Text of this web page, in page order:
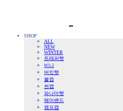
SHOP
ALL
NEW
WINTER
트래퍼햇
비니
버킷햇
볼캡
썬캡
파나마햇
헤어밴드
캠프캡